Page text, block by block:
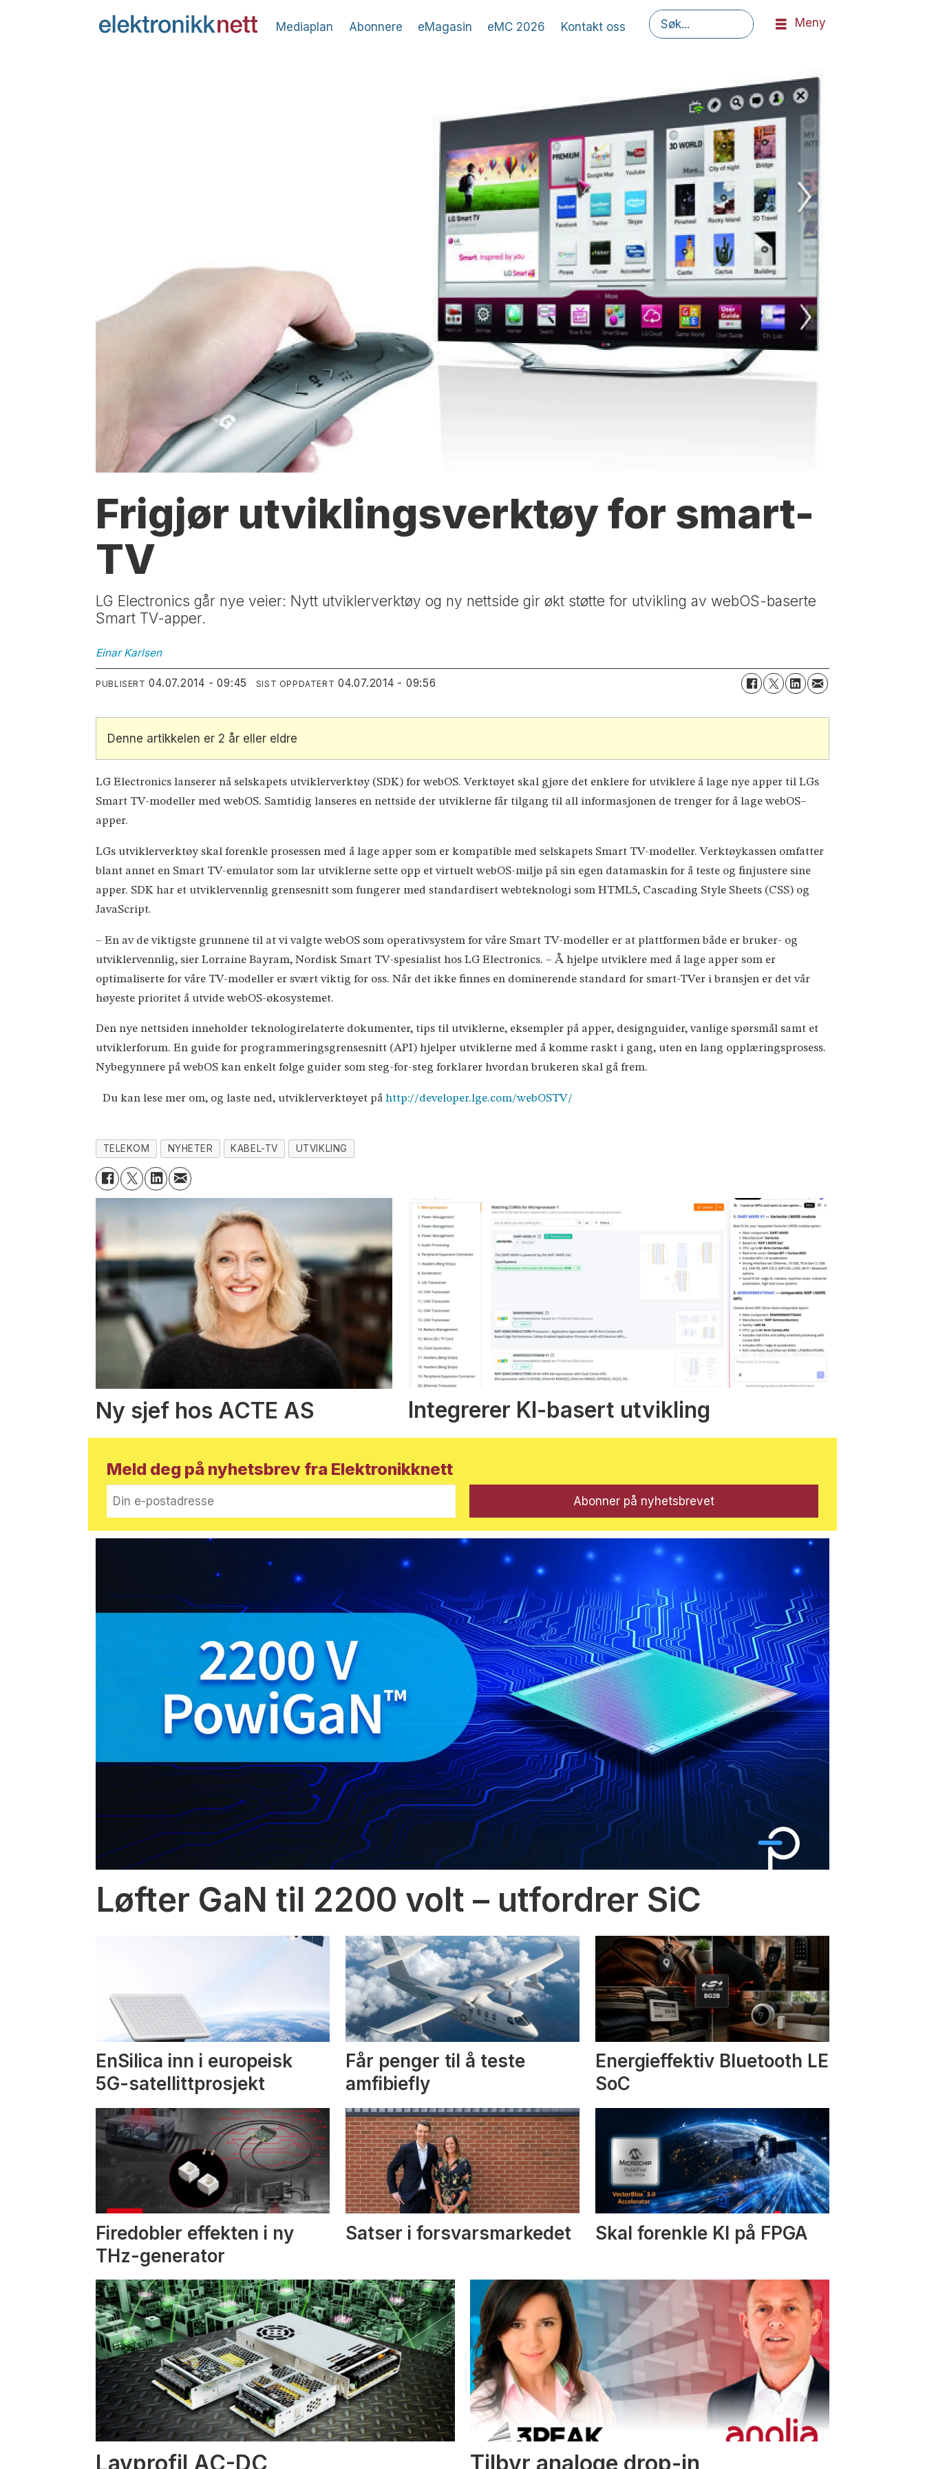
Mediaplan Abonnere eMagasin eMC 2026 Kontakt oss Søk
Meny
Frigjør utviklingsverktøy for smart-
TV
LG Electronics går nye veier: Nytt utviklerverktøy og ny nettside gir økt støtte for utvikling av webOS-baserte
Smart TV-apper.
Einar Karlsen
PUBLISERT 04.07.2014 - 09:45 SIST OPPDATERT 04.07.2014 - 09:56
Denne artikkelen er 2 år eller eldre
LG Electronics lanserer nå selskapets utviklerverktøy (SDK) for webOS. Verktøyet skal gjøre det enklere for utviklere å lage nye apper til LGs
Smart TV-modeller med webOS. Samtidig lanseres en nettside der utviklerne får tilgang til all informasjonen de trenger for å lage webOS–
apper.
LGs utviklerverktøy skal forenkle prosessen med å lage apper som er kompatible med selskapets Smart TV-modeller. Verktøykassen omfatter
blant annet en Smart TV-emulator som lar utviklerne sette opp et virtuelt webOS-miljø på sin egen datamaskin for å teste og finjustere sine
apper. SDK har et utviklervennlig grensesnitt som fungerer med standardisert webteknologi som HTML5, Cascading Style Sheets (CSS) og
JavaScript.
– En av de viktigste grunnene til at vi valgte webOS som operativsystem for våre Smart TV-modeller er at plattformen både er bruker- og
utviklervennlig, sier Lorraine Bayram, Nordisk Smart TV-spesialist hos LG Electronics. – Å hjelpe utviklere med å lage apper som er
optimaliserte for våre TV-modeller er svært viktig for oss. Når det ikke finnes en dominerende standard for smart-TVer i bransjen er det vår
høyeste prioritet å utvide webOS-økosystemet.
Den nye nettsiden inneholder teknologirelaterte dokumenter, tips til utviklerne, eksempler på apper, designguider, vanlige spørsmål samt et
utviklerforum. En guide for programmeringsgrensesnitt (API) hjelper utviklerne med å komme raskt i gang, uten en lang opplæringsprosess.
Nybegynnere på webOS kan enkelt følge guider som steg-for-steg forklarer hvordan brukeren skal gå frem.
Du kan lese mer om, og laste ned, utviklerverktøyet påhttp://developer.lge.com/webOSTV/
TELEKOM NYHETER KABEL-TV UTVIKLING
Ny sjef hos ACTE AS Integrerer KI-basert utvikling
Meld deg på nyhetsbrev fra Elektronikknett
Løfter GaN til 2200 volt – utfordrer SiC
EnSilica inn i europeisk
5G-satellittprosjekt
Får penger til å teste
amfibiefly
Energieffektiv Bluetooth LE
SoC
Firedobler effekten i ny
THz-generator
Satser i forsvarsmarkedet Skal forenkle KI på FPGA
Lavprofil AC-DC Tilbyr analoge drop-in